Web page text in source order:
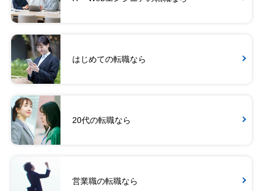
はじめての転職なら
20代の転職なら
営業職の転職なら